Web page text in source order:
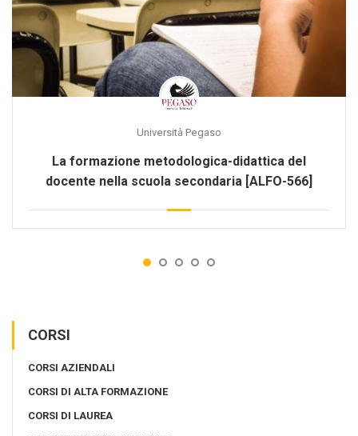
Università Pegaso
La formazione metodologica-didattica del
docente nella scuola secondaria [ALFO-566]
CORSI
CORSI AZIENDALI
CORSI DI ALTA FORMAZIONE
CORSI DI LAUREA